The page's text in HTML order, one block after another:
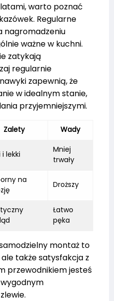
latami, warto poznać
Regularne
nagromadzeniu
ważne w kuchni.
zatykają
regularnie
zapewnią, że
w idealnym stanie,
przyjemniejszymi.
Zalety
Wady
i lekki
Mniej
trwały
na
Droższy
Łatwo
pęka
montaż to
także satysfakcja z
przewodnikiem jesteś